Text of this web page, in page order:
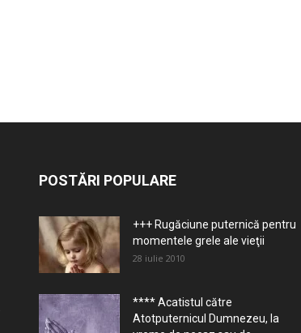
POSTĂRI POPULARE
+++ Rugăciune puternică pentru
momentele grele ale vieţii
28 iulie 2010
**** Acatistul către
Atotputernicul Dumnezeu, la